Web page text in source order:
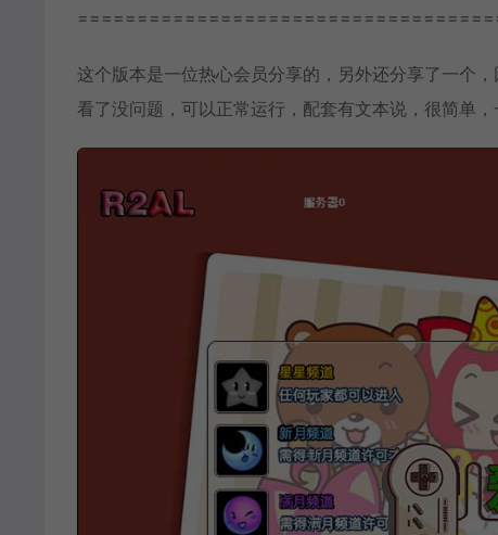
这个版本是一位热心会员分享的，另外还分享了一个
看了没问题，可以正常运行，配套有文本说，很简单，